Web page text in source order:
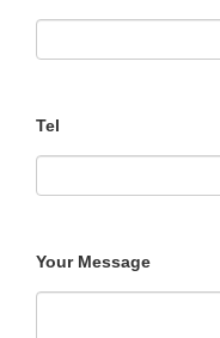
Tel
Your Message